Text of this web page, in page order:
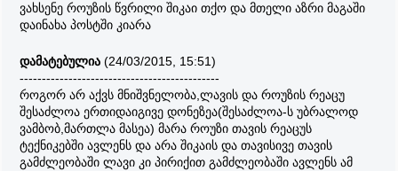
ვახსენე როუზის წვრილი შიკაი თქო და მთელი აზრი მაგაში
დაინახა პოსტში კიარა
დამატებულია (24/03/2015, 15:51)
---------------------------------------------
როგორ არ აქვს მნიშვნელობა,ლავის და როუზის რეაცუ
შესაძლოა ერთიდაიგივე დონეზეა(შესაძლოა-ს უბრალოდ
ვამბობ,მართლა მასეა) მარა როუზი თავის რეაცუს
ტექნიკებში ავლენს და არა შიკაის და თავისივე თავის
გამძლეობაში ლავი კი პირიქით გამძლეობაში ავლენს ამ